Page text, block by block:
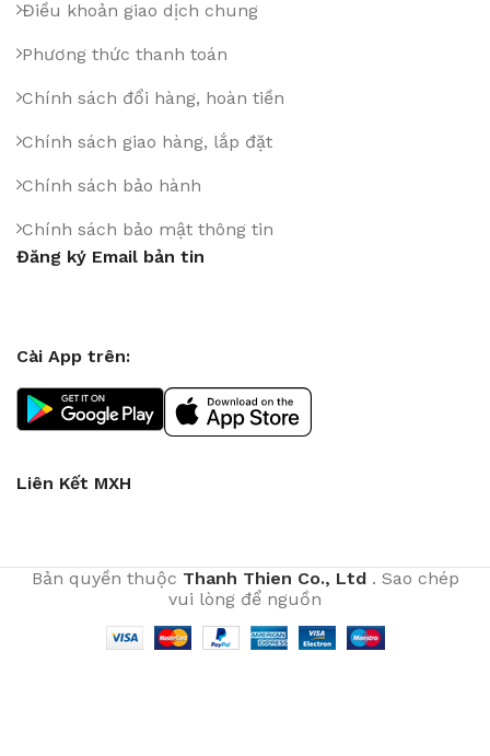
Điều khoản giao dịch chung
Phương thức thanh toán
Chính sách đổi hàng, hoàn tiền
Chính sách giao hàng, lắp đặt
Chính sách bảo hành
Chính sách bảo mật thông tin
Đăng ký Email bản tin
Cài App trên:
Liên Kết MXH
Bản quyền thuộc Thanh Thien Co., Ltd. Sao chép
vui lòng để nguồn